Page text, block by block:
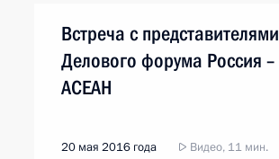
Встреча с представителями
Делового форума Россия –
АСЕАН
20 мая 2016 года Видео, 11 мин.